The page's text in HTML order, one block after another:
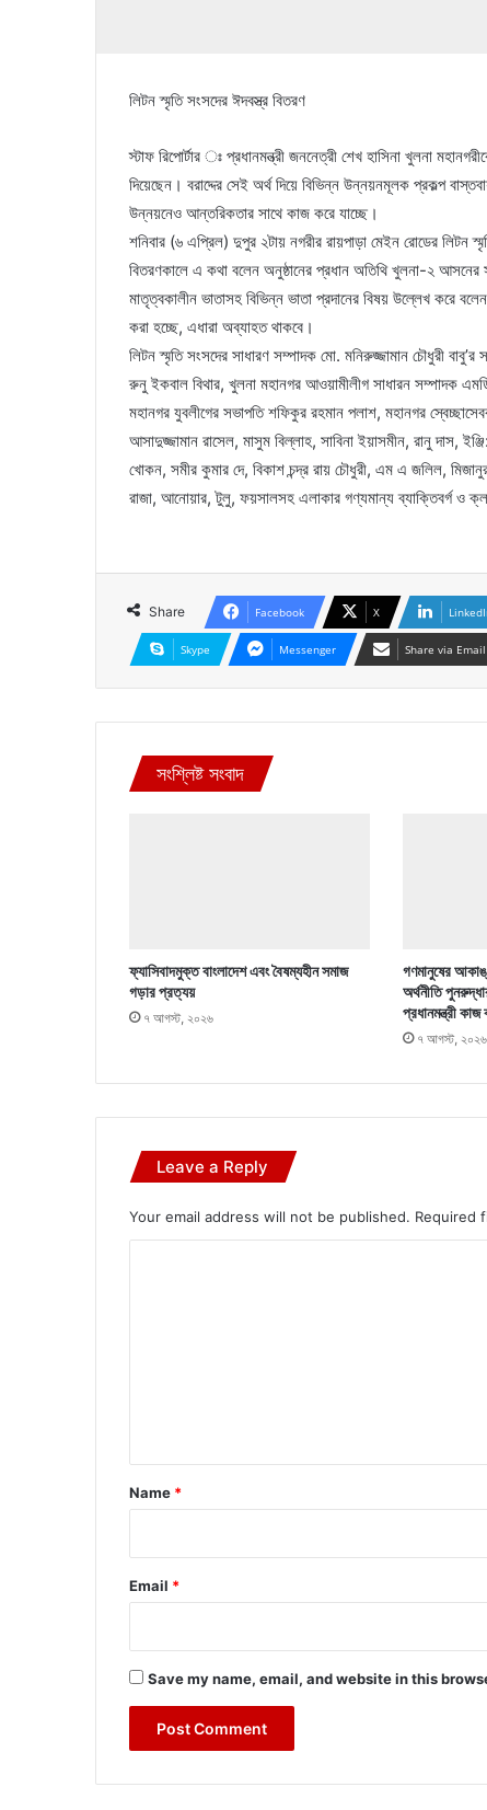
লিটন স্মৃতি সংসদের ঈদবস্ত্র বিতরণ
স্টাফ রিপোর্টার ঃ প্রধানমন্ত্রী জননেত্রী শেখ হাসিনা খুলনা
দিয়েছেন। বরাদ্দের সেই অর্থ দিয়ে বিভিন্ন উন্নয়নমূলক প্রকল্প
উন্নয়নেও আন্তরিকতার সাথে কাজ করে যাচ্ছে।
শনিবার (৬ এপ্রিল) দুপুর ২টায় নগরীর রায়পাড়া মেইন রোডের লিটন
বিতরণকালে এ কথা বলেন অনুষ্ঠানের প্রধান অতিথি খুলনা-২ আসনের
মাতৃত্বকালীন ভাতাসহ বিভিন্ন ভাতা প্রদানের বিষয় উল্লেখ করে
করা হচ্ছে, এধারা অব্যাহত থাকবে।
লিটন স্মৃতি সংসদের সাধারণ সম্পাদক মো. মনিরুজ্জামান চৌধুরী
রুনু ইকবাল বিথার, খুলনা মহানগর আওয়ামীলীগ সাধারন সম্পাদক
মহানগর যুবলীগের সভাপতি শফিকুর রহমান পলাশ, মহানগর
আসাদুজ্জামান রাসেল, মাসুম বিল্লাহ, সাবিনা ইয়াসমীন, রানু দাস,
খোকন, সমীর কুমার দে, বিকাশ চন্দ্র রায় চৌধুরী, এম এ জলিল,
রাজা, আনোয়ার, টুলু, ফয়সালসহ এলাকার গণ্যমান্য ব্যাক্তিবর্গ ও
Share Facebook X
Skype Messenger Share via Email
সংশ্লিষ্ট সংবাদ
ফ্যাসিবাদমুক্ত বাংলাদেশ এবং বৈষম্যহীন সমাজ
গড়ার প্রত্যয়
৭ আগস্ট, ২০২৬
গণমানুষের
অর্থনীতি
প্রধানমন্ত্রী কাজ
৭ আগস্ট, ২০২৬
Leave a Reply
Your email address will not be published. Required
*
Name *
Email *
Save my name, email, and website in this